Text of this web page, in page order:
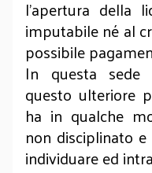
l’apertura della
imputabile né al
possibile
In questa
questo ulteriore
ha in qualche
non disciplinato
individuare ed